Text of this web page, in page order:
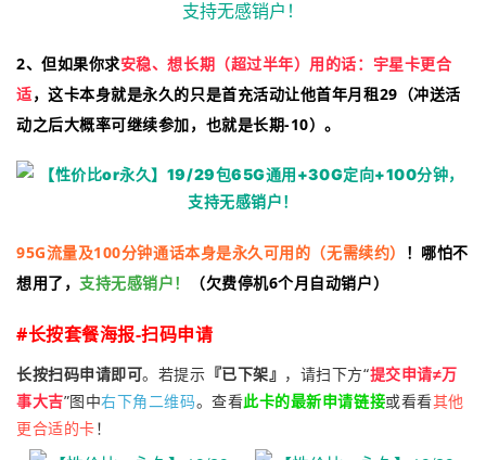
2、但如果你求安稳、想长期（超过半年）用的话：宇星卡更合
适，这卡本身就是永久的只是首充活动让他首年月租29（冲送活
动之后大概率可继续参加，也就是长期-10）。
95G流量及100分钟通话本身是永久可用的（无需续约） ！ 哪怕不
想用了， 支持无感销户！ （欠费停机6个月自动销户）
#长按套餐海报-扫码申请
长按扫码申请即可。若提示 『已下架』 ，请扫下方“提交申请≠万
事大吉”图中右下角二维码。查看此卡的最新申请链接或看看其他
更合适的卡！